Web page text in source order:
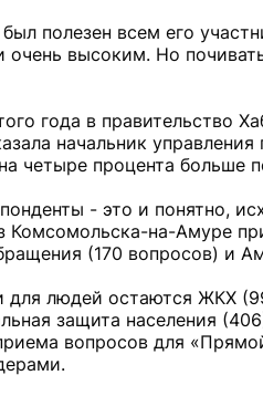
полезен всем его
очень высоким. Но
года в правительство
начальник
четыре процента больше
- это и понятно,
Комсомольска-на-Амуре
(170 вопросов) и
для людей остаются ЖКХ
защита населения
вопросов для